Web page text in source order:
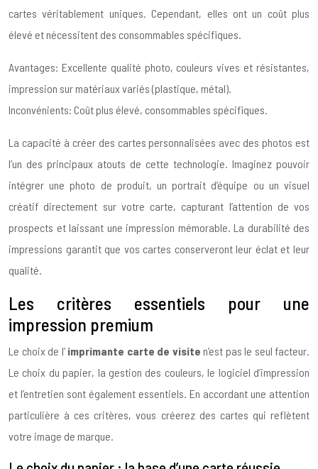
cartes véritablement uniques. Cependant, elles ont un coût plus
élevé et nécessitent des consommables spécifiques.
Avantages: Excellente qualité photo, couleurs vives et résistantes,
impression sur matériaux variés (plastique, métal).
Inconvénients: Coût plus élevé, consommables spécifiques.
La capacité à créer des cartes personnalisées avec des photos est
l’un des principaux atouts de cette technologie. Imaginez pouvoir
intégrer une photo de produit, un portrait d’équipe ou un visuel
créatif directement sur votre carte, capturant l’attention de vos
prospects et laissant une impression mémorable. La durabilité des
impressions garantit que vos cartes conserveront leur éclat et leur
qualité.
Les critères essentiels pour une
impression premium
Le choix de l’ imprimante carte de visite n’est pas le seul facteur.
Le choix du papier, la gestion des couleurs, le logiciel d’impression
et l’entretien sont également essentiels. En accordant une attention
particulière à ces critères, vous créerez des cartes qui reflètent
votre image de marque.